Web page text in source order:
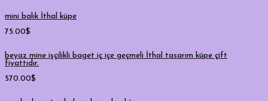
mini balık İthal küpe
75.00$
beyaz mine işçilikli baget iç içe geçmeli İthal tasarım küpe çift
fiyattıdır.
570.00$